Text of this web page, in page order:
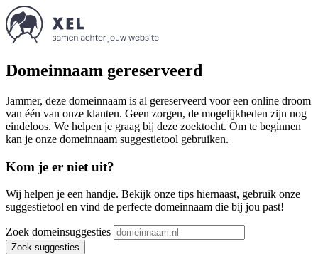
Domeinnaam gereserveerd
Jammer, deze domeinnaam is al gereserveerd voor een online droom
van één van onze klanten. Geen zorgen, de mogelijkheden zijn nog
eindeloos. We helpen je graag bij deze zoektocht. Om te beginnen
kan je onze domeinnaam suggestietool gebruiken.
Kom je er niet uit?
Wij helpen je een handje. Bekijk onze tips hiernaast, gebruik onze
suggestietool en vind de perfecte domeinnaam die bij jou past!
Zoek domeinsuggesties
Zoek suggesties